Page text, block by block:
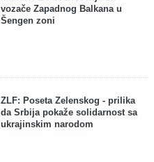
vozače Zapadnog Balkana u
Šengen zoni
ZLF: Poseta Zelenskog - prilika
da Srbija pokaže solidarnost sa
ukrajinskim narodom